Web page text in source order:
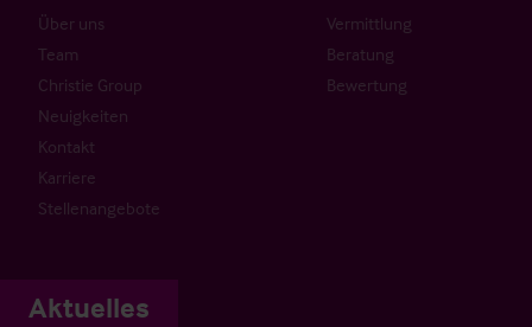
Über uns
Team
Christie Group
Neuigkeiten
Kontakt
Karriere
Stellenangebote
Vermittlung
Beratung
Bewertung
Aktuelles